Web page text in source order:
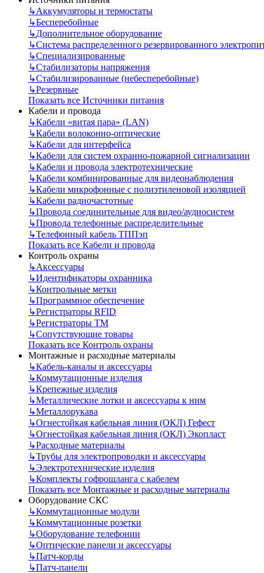
↳Аккумуляторы и термостаты
↳Бесперебойные
↳Дополнительное оборудование
↳Система распределенного резервированного
↳Специализированные
↳Стабилизаторы напряжения
↳Стабилизированные (небесперебойные)
↳Резервные
Показать все Источники питания
Кабели и провода
↳Кабели «витая пара» (LAN)
↳Кабели волоконно-оптические
↳Кабели для интерфейса
↳Кабели для систем охранно-пожарной сигнализации
↳Кабели и провода электротехнические
↳Кабели комбинированные для видеонаблюдения
↳Кабели микрофонные с полиэтиленовой изоляцией
↳Кабели радиочастотные
↳Провода соединительные для видео/аудиосистем
↳Провода телефонные распределительные
↳Телефонный кабель ТППэп
Показать все Кабели и провода
Контроль охраны
↳Аксессуары
↳Идентификаторы охранника
↳Контрольные метки
↳Программное обеспечение
↳Регистраторы RFID
↳Регистраторы ТМ
↳Сопутствующие товары
Показать все Контроль охраны
Монтажные и расходные материалы
↳Кабель-каналы и аксессуары
↳Коммутационные изделия
↳Крепежные изделия
↳Металлические лотки и аксессуары к ним
↳Металлорукава
↳Огнестойкая кабельная линия (ОКЛ) Гефест
↳Огнестойкая кабельная линия (ОКЛ) Экопласт
↳Расходные материалы
↳Трубы для электропроводки и аксессуары
↳Электротехнические изделия
↳Комплекты гофрошланга с кабелем
Показать все Монтажные и расходные материалы
Оборудование СКС
↳Коммутационные модули
↳Коммутационные розетки
↳Оборудование телефонии
↳Оптические панели и аксессуары
↳Патч-корды
↳Патч-панели